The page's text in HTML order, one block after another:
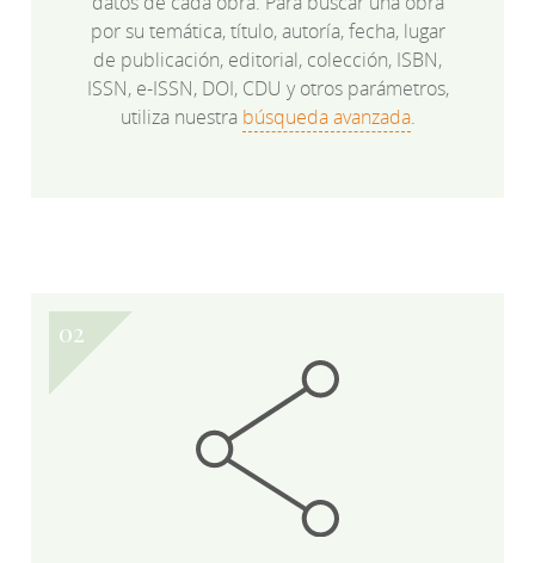
por su temática, título, autoría, fecha, lugar
de publicación, editorial, colección, ISBN,
ISSN, e-ISSN, DOI, CDU y otros parámetros,
utiliza nuestra búsqueda avanzada.